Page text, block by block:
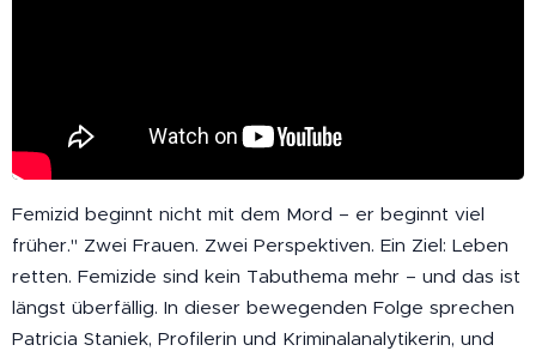
Femizid beginnt nicht mit dem Mord – er beginnt viel
früher." Zwei Frauen. Zwei Perspektiven. Ein Ziel: Leben
retten. Femizide sind kein Tabuthema mehr – und das ist
längst überfällig. In dieser bewegenden Folge sprechen
Patricia Staniek, Profilerin und Kriminalanalytikerin, und